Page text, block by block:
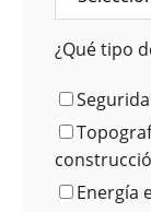
¿Qué tipo
Energía